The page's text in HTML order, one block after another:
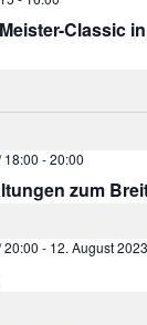
Classic
zum
18:00 -20:00
20:00 - 12. August